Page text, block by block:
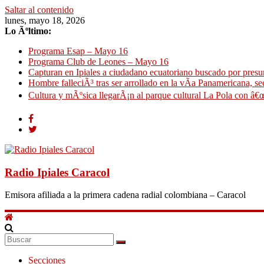
Saltar al contenido
lunes, mayo 18, 2026
Lo Ãºltimo:
Programa Esap – Mayo 16
Programa Club de Leones – Mayo 16
Capturan en Ipiales a ciudadano ecuatoriano buscado por
Hombre falleciÃ³ tras ser arrollado en la vÃ­a Panamericana,
Cultura y mÃºsica llegarÃ¡n al parque cultural La Pola con
Radio Ipiales Caracol
Emisora afiliada a la primera cadena radial colombiana – Caracol
Secciones